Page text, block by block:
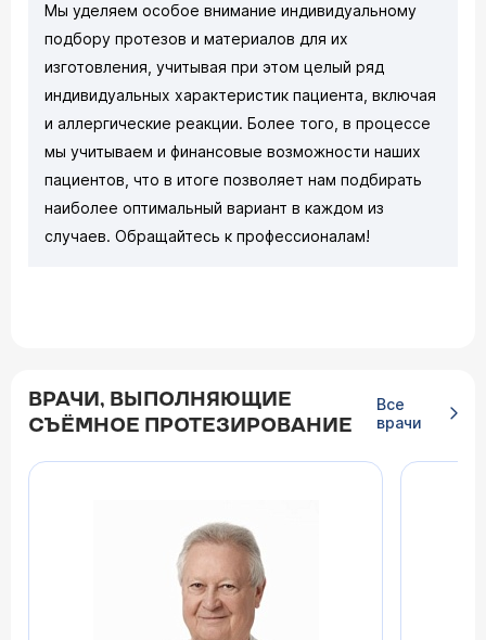
Мы уделяем особое внимание индивидуальному
подбору протезов и материалов для их
изготовления, учитывая при этом целый ряд
индивидуальных характеристик пациента, включая
и аллергические реакции. Более того, в процессе
мы учитываем и финансовые возможности наших
пациентов, что в итоге позволяет нам подбирать
наиболее оптимальный вариант в каждом из
случаев. Обращайтесь к профессионалам!
ВРАЧИ, ВЫПОЛНЯЮЩИЕ
СЪЁМНОЕ ПРОТЕЗИРОВАНИЕ
Все
врачи